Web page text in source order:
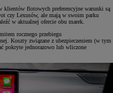
klientów flotowych preferencyjne warunki są
czy Lexusów, ale mają w swoim parku
w aktualnej ofercie obu marek.
rocznego przebiegu
Koszty związane z ubezpieczeniem (w tym
pokryte jednorazowo lub wliczone